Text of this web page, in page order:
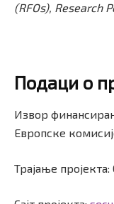
(RFOs), Research
Подаци о
Извор
Европске
Трајање